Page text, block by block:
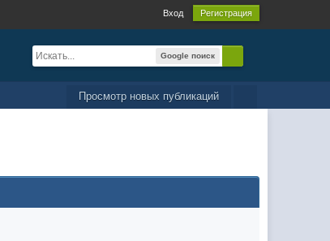
Вход Регистрация
Google поиск
Просмотр новых публикаций